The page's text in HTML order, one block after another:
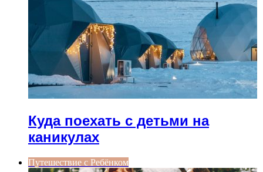
Куда поехать с детьми на
каникулах
Путешествие с Ребёнком